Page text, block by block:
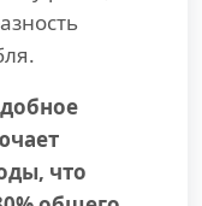
что